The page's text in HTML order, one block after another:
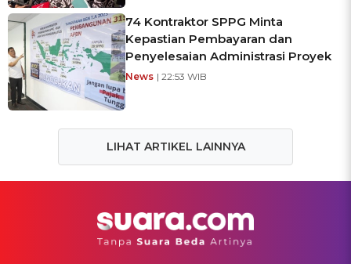
74 Kontraktor SPPG Minta
Kepastian Pembayaran dan
Penyelesaian Administrasi Proyek
News | 22:53 WIB
LIHAT ARTIKEL LAINNYA